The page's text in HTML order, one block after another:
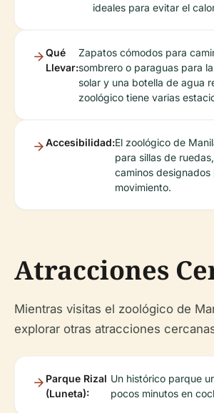
ideales para evitar el
Qué
Llevar:
Zapatos cómodos para
sombrero o paraguas para
solar y una botella de agua
zoológico tiene varias
Accesibilidad:El zoológico de
para sillas de
caminos
movimiento.
Atracciones
Mientras visitas el zoológico de
explorar otras atracciones
Parque Rizal
(Luneta):
Un histórico parque
pocos minutos en